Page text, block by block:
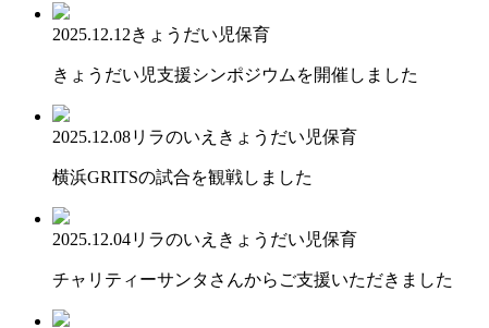
2025.12.12きょうだい児保育
きょうだい児支援シンポジウムを開催しました
2025.12.08リラのいえ きょうだい児保育
横浜GRITSの試合を観戦しました
2025.12.04リラのいえ きょうだい児保育
チャリティーサンタさんからご支援いただきました